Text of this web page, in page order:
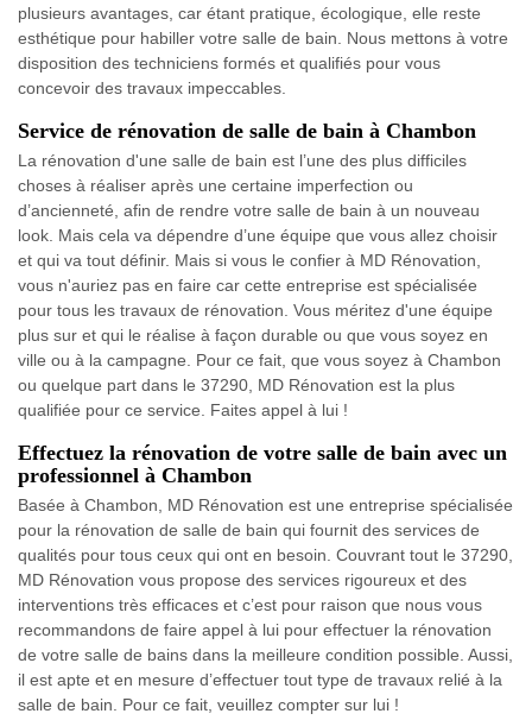
plusieurs avantages, car étant pratique, écologique, elle reste
esthétique pour habiller votre salle de bain. Nous mettons à votre
disposition des techniciens formés et qualifiés pour vous
concevoir des travaux impeccables.
Service de rénovation de salle de bain à Chambon
La rénovation d'une salle de bain est l’une des plus difficiles
choses à réaliser après une certaine imperfection ou
d’ancienneté, afin de rendre votre salle de bain à un nouveau
look. Mais cela va dépendre d’une équipe que vous allez choisir
et qui va tout définir. Mais si vous le confier à MD Rénovation,
vous n'auriez pas en faire car cette entreprise est spécialisée
pour tous les travaux de rénovation. Vous méritez d'une équipe
plus sur et qui le réalise à façon durable ou que vous soyez en
ville ou à la campagne. Pour ce fait, que vous soyez à Chambon
ou quelque part dans le 37290, MD Rénovation est la plus
qualifiée pour ce service. Faites appel à lui !
Effectuez la rénovation de votre salle de bain avec un
professionnel à Chambon
Basée à Chambon, MD Rénovation est une entreprise spécialisée
pour la rénovation de salle de bain qui fournit des services de
qualités pour tous ceux qui ont en besoin. Couvrant tout le 37290,
MD Rénovation vous propose des services rigoureux et des
interventions très efficaces et c’est pour raison que nous vous
recommandons de faire appel à lui pour effectuer la rénovation
de votre salle de bains dans la meilleure condition possible. Aussi,
il est apte et en mesure d’effectuer tout type de travaux relié à la
salle de bain. Pour ce fait, veuillez compter sur lui !